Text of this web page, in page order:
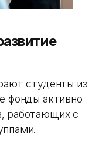
студенты из
фонды активно
работающих с